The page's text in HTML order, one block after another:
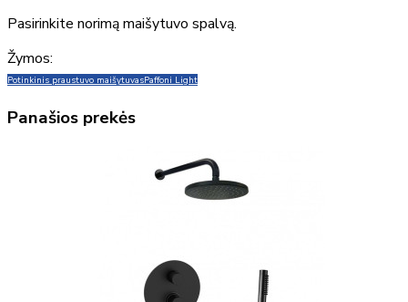
Pasirinkite norimą maišytuvo spalvą.
Žymos:
Potinkinis praustuvo maišytuvasPaffoni Light
Panašios prekės